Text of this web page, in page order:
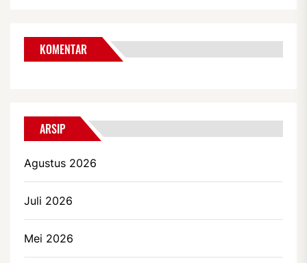
KOMENTAR
ARSIP
Agustus 2026
Juli 2026
Mei 2026